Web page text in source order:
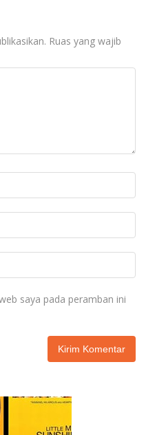
Ruas yang wajib
saya pada peramban ini